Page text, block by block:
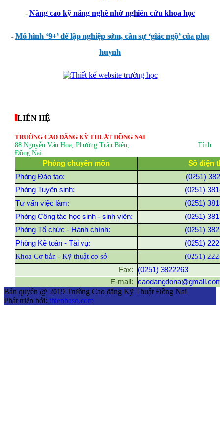
- Nâng cao kỹ năng nghề nhờ nghiên cứu khoa học
-Mô hình ‘9+’ để lập nghiệp sớm, cần sự ‘giác ngộ’ của phụ
huynh
LIÊN HỆ
TRƯỜNG CAO ĐẲNG KỸ THUẬT ĐỒNG NAI
88 Nguyễn Văn Hoa, Phường Trấn Biên , Tỉnh
Đồng Nai.
Phòng chuyên môn
Số điện
Phòng Đào tạo:
(0251)
Phòng Tuyển sinh:
(0251)
Tư vấn việc làm:
(0251)
Phòng Công tác học sinh - sinh viên:
(0251)
Phòng Tổ chức - Hành chính:
(0251)
Phòng Kế toán - Tài vụ:
(0251)
Khoa Cơ bản - Kỹ thuật cơ sở
(0251)
Fax:
(0251) 3822263
E-mail:
Bản quyền @ 2019 Trường Cao đẳng Kỹ Thuật Đồng Nai
Phát triển bởi: thienhaso.com